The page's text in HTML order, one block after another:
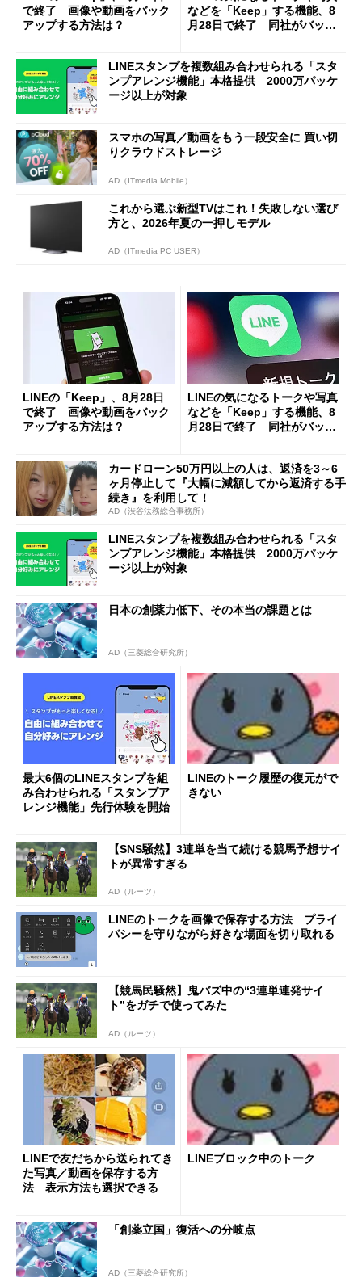
で終了 画像や動画をバック
アップする方法は？
などを「Keep」する機能、8
月28日で終了 同社がバック
LINEスタンプを複数組み合わせられる「スタ
ンプアレンジ機能」本格提供 2000万パッケ
ージ以上が対象
スマホの写真／動画をもう一段安全に 買い切
りクラウドストレージ
AD（ITmedia Mobile）
これから選ぶ新型TVはこれ！失敗しない選び
方と、2026年夏の一押しモデル
AD（ITmedia PC USER）
LINEの「Keep」、8月28日
で終了 画像や動画をバック
アップする方法は？
LINEの気になるトークや写真
などを「Keep」する機能、8
月28日で終了 同社がバック
カードローン50万円以上の人は、返済を3～6
ヶ月停止して『大幅に減額してから返済する手
続き』を利用して！
AD（渋谷法務総合事務所）
LINEスタンプを複数組み合わせられる「スタ
ンプアレンジ機能」本格提供 2000万パッケ
ージ以上が対象
日本の創薬力低下、その本当の課題とは
AD（三菱総合研究所）
最大6個のLINEスタンプを組
み合わせられる「スタンプア
レンジ機能」先行体験を開始
LINEのトーク履歴の復元がで
きない
【SNS騒然】3連単を当て続ける競馬予想サイ
トが異常すぎる
AD（ルーツ）
LINEのトークを画像で保存する方法 プライ
バシーを守りながら好きな場面を切り取れる
【競馬民騒然】鬼バズ中の“3連単連発サイ
ト”をガチで使ってみた
AD（ルーツ）
LINEで友だちから送られてき
た写真／動画を保存する方
法 表示方法も選択できる
LINEブロック中のトーク
「創薬立国」復活への分岐点
AD（三菱総合研究所）